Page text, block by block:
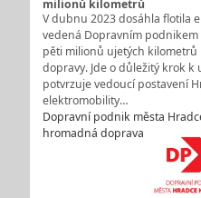
milionů kilometrů
V dubnu 2023 dosáhla flotila
vedená Dopravním
pěti milionů ujetých
dopravy. Jde o důležitý krok
potvrzuje vedoucí postavení
elektromobility…
Dopravní podnik města
hromadná doprava